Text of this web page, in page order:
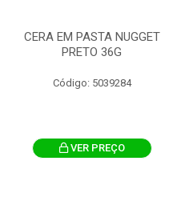
CERA EM PASTA NUGGET
PRETO 36G
Código: 5039284
VER PREÇO